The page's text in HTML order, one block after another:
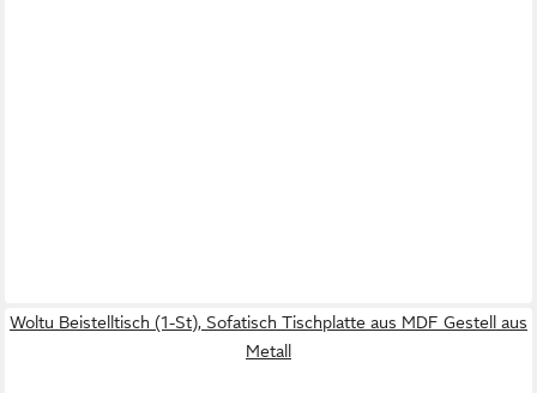
Woltu Beistelltisch (1-St), Sofatisch Tischplatte aus MDF Gestell aus
Metall